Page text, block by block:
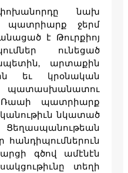
նախ
պատրիարք ջերմ
է Թուրքիոյ
ունեցած
արտաքին
եւ կրօնական
պատրիարք
նկատած
հանդիպումներուն
գծով ամէնէն
տեղի